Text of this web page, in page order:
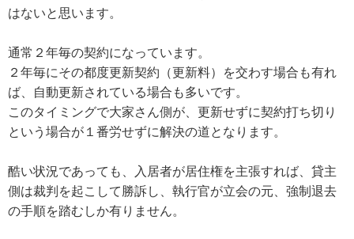
はないと思います。
通常２年毎の契約になっています。
２年毎にその都度更新契約（更新料）を交わす場合も有れ
ば、自動更新されている場合も多いです。
このタイミングで大家さん側が、更新せずに契約打ち切り
という場合が１番労せずに解決の道となります。
酷い状況であっても、入居者が居住権を主張すれば、貸主
側は裁判を起こして勝訴し、執行官が立会の元、強制退去
の手順を踏むしか有りません。